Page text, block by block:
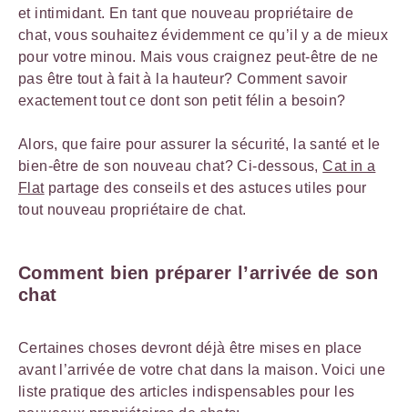
et intimidant. En tant que nouveau propriétaire de
chat, vous souhaitez évidemment ce qu’il y a de mieux
pour votre minou. Mais vous craignez peut-être de ne
pas être tout à fait à la hauteur? Comment savoir
exactement tout ce dont son petit félin a besoin?
Alors, que faire pour assurer la sécurité, la santé et le
bien-être de son nouveau chat? Ci-dessous,Cat in a
Flatpartage des conseils et des astuces utiles pour
tout nouveau propriétaire de chat.
Comment bien préparer l’arrivée de son
chat
Certaines choses devront déjà être mises en place
avant l’arrivée de votre chat dans la maison. Voici une
liste pratique des articles indispensables pour les